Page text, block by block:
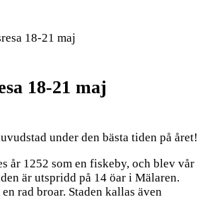
18-21 maj
18-21 maj
under den bästa tiden på året!
år 1252 som en fiskeby, och blev vår
är utspridd på 14 öar i Mälaren.
rad broar. Staden kallas även